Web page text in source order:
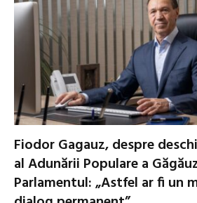
Fiodor Gagauz, despre
al Adunării Populare a
Parlamentul: „Astfel ar fi un